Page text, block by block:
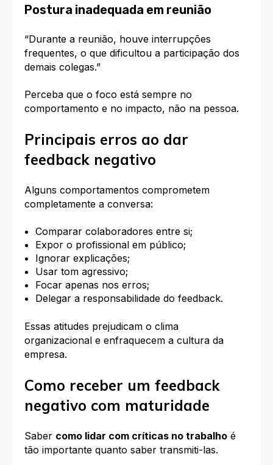
Postura inadequada em reunião
“Durante a reunião, houve interrupções
frequentes, o que dificultou a participação dos
demais colegas.”
Perceba que o foco está sempre no
comportamento e no impacto, não na pessoa.
Principais erros ao dar
feedback negativo
Alguns comportamentos comprometem
completamente a conversa:
Comparar colaboradores entre si;
Expor o profissional em público;
Ignorar explicações;
Usar tom agressivo;
Focar apenas nos erros;
Delegar a responsabilidade do feedback.
Essas atitudes prejudicam o clima
organizacional e enfraquecem a cultura da
empresa.
Como receber um feedback
negativo com maturidade
Saber como lidar com críticas no trabalho é
tão importante quanto saber transmiti-las.